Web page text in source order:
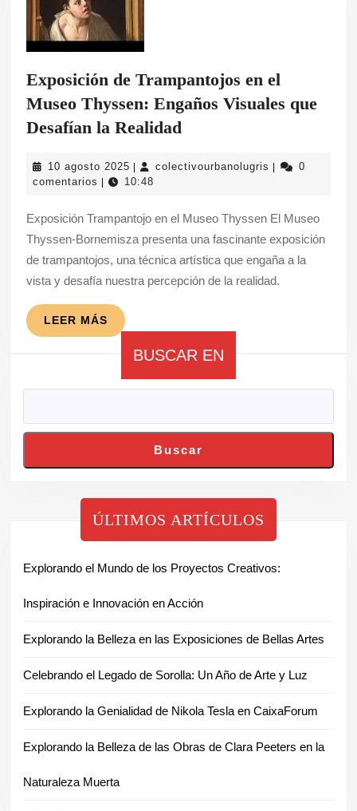
lo
Social
Exposición de Trampantojos en el
Museo Thyssen: Engaños Visuales que
Desafían la Realidad
Trampantojos
el
Museo
Thyssen:
Desafían
la
10 agosto 2025 10
agosto
| colectivourbanolugris |
0
comentarios | 10:48
Exposición Trampantojo en el Museo Thyssen El Museo
Thyssen-Bornemisza presenta una fascinante exposición
de trampantojos, una técnica artística que engaña a la
vista y desafía nuestra percepción de la realidad.
LEER MÁS LEER
MÁS
BUSCAR EN
Buscar
ÚLTIMOS ARTÍCULOS
Explorando el Mundo de los Proyectos Creativos:
Inspiración e Innovación en Acción
Explorando la Belleza en las Exposiciones de Bellas Artes
Celebrando el Legado de Sorolla: Un Año de Arte y Luz
Explorando la Genialidad de Nikola Tesla en CaixaForum
Explorando la Belleza de las Obras de Clara Peeters en la
Naturaleza Muerta